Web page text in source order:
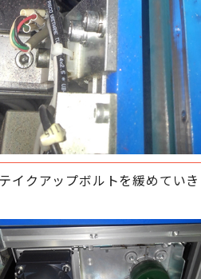
イクアップボルトを緩めてい